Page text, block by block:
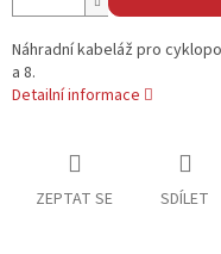
Náhradní kabeláž pro
a 8.
Detailní informace
ZEPTAT SE SDÍLET